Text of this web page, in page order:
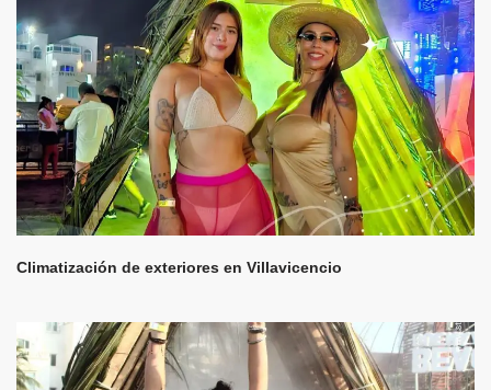
Climatización de exteriores en Villavicencio